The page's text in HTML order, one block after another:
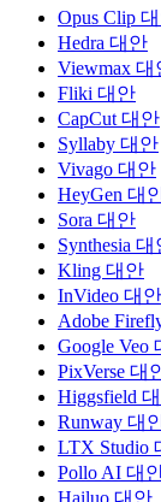
Opus Clip
Hedra 대안
Viewmax 대
Fliki 대안
CapCut 대안
Syllaby 대안
Vivago 대안
HeyGen 대
Sora 대안
Synthesia 대
Kling 대안
InVideo 대안
Adobe
Google Veo
PixVerse 대
Higgsfield
Runway 대
LTX Studio
Pollo AI 대
Hailuo 대안